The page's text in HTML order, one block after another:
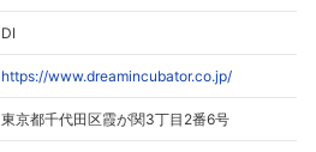
DI
https://www.dreamincubator.co.jp/
東京都千代田区霞が関3丁目2番6号